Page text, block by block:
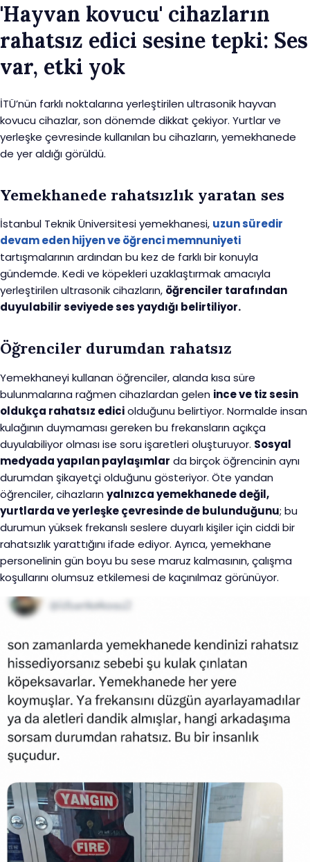
'Hayvan kovucu' cihazların
rahatsız edici sesine tepki: Ses
var, etki yok
İTÜ’nün farklı noktalarına yerleştirilen ultrasonik hayvan
kovucu cihazlar, son dönemde dikkat çekiyor. Yurtlar ve
yerleşke çevresinde kullanılan bu cihazların, yemekhanede
de yer aldığı görüldü.
Yemekhanede rahatsızlık yaratan ses
İstanbul Teknik Üniversitesi yemekhanesi, uzun süredir
devam eden hijyen ve öğrenci memnuniyeti
tartışmalarının ardından bu kez de farklı bir konuyla
gündemde. Kedi ve köpekleri uzaklaştırmak amacıyla
yerleştirilen ultrasonik cihazların, öğrenciler tarafından
duyulabilir seviyede ses yaydığı belirtiliyor.
Öğrenciler durumdan rahatsız
Yemekhaneyi kullanan öğrenciler, alanda kısa süre
bulunmalarına rağmen cihazlardan gelen ince ve tiz sesin
oldukça rahatsız ediciolduğunu belirtiyor. Normalde insan
kulağının duymaması gereken bu frekansların açıkça
duyulabiliyor olması ise soru işaretleri oluşturuyor. Sosyal
medyada yapılan paylaşımlar da birçok öğrencinin aynı
durumdan şikayetçi olduğunu gösteriyor. Öte yandan
öğrenciler, cihazların yalnızca yemekhanede değil,
yurtlarda ve yerleşke çevresinde de bulunduğunu; bu
durumun yüksek frekanslı seslere duyarlı kişiler için ciddi bir
rahatsızlık yarattığını ifade ediyor. Ayrıca, yemekhane
personelinin gün boyu bu sese maruz kalmasının, çalışma
koşullarını olumsuz etkilemesi de kaçınılmaz görünüyor.